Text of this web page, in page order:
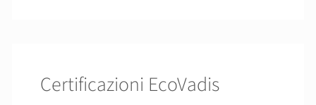
Certificazioni EcoVadis